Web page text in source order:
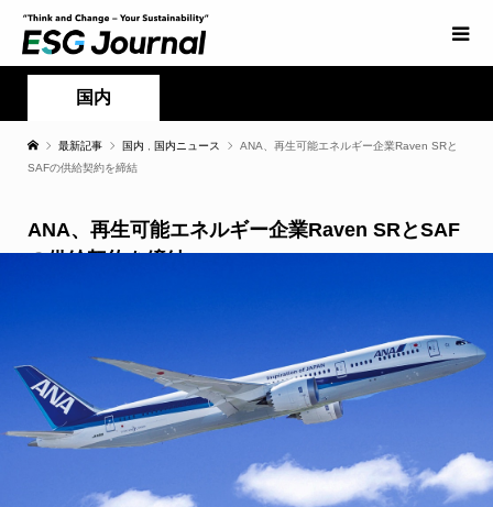
国内
最新記事 国内 国内ニュース
ANA、再生可能エネルギー企業Raven SRと
SAFの供給契約を締結
ANA、再生可能エネルギー企業Raven SRとSAF
の供給契約を締結